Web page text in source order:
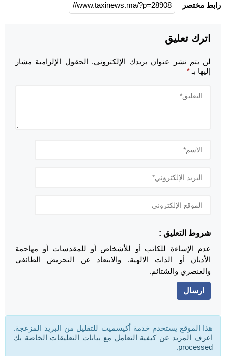
رابط مختصر
اترك تعليق
لن يتم نشر عنوان بريدك الإلكتروني. الحقول الإلزامية مشار
إليها بـ *
شروط التعليق :
عدم الإساءة للكاتب أو للأشخاص أو للمقدسات أو مهاجمة
الأديان أو الذات الالهية. والابتعاد عن التحريض الطائفي
والعنصري والشتائم.
هذا الموقع يستخدم خدمة أكيسميت للتقليل من البريد المزعجة.
اعرف المزيد عن كيفية التعامل مع بيانات التعليقات الخاصة بك
processed
.